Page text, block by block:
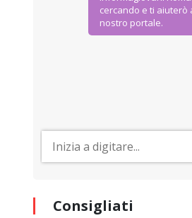
cercando e ti aiuterò
nostro portale.
Consigliati